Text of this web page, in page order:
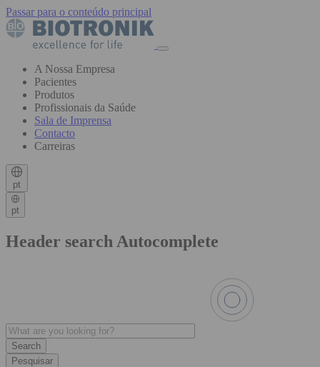
Passar para o conteúdo principal
A Nossa Empresa
Pacientes
Produtos
Profissionais da Saúde
Sala de Imprensa
Contacto
Carreiras
pt
pt
Header search Autocomplete
Pesquisar